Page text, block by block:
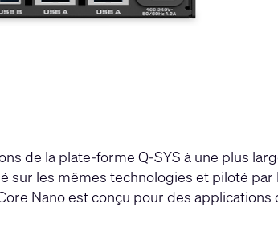
de la plate-forme Q-SYS à une plus
les mêmes technologies et piloté par
Nano est conçu pour des